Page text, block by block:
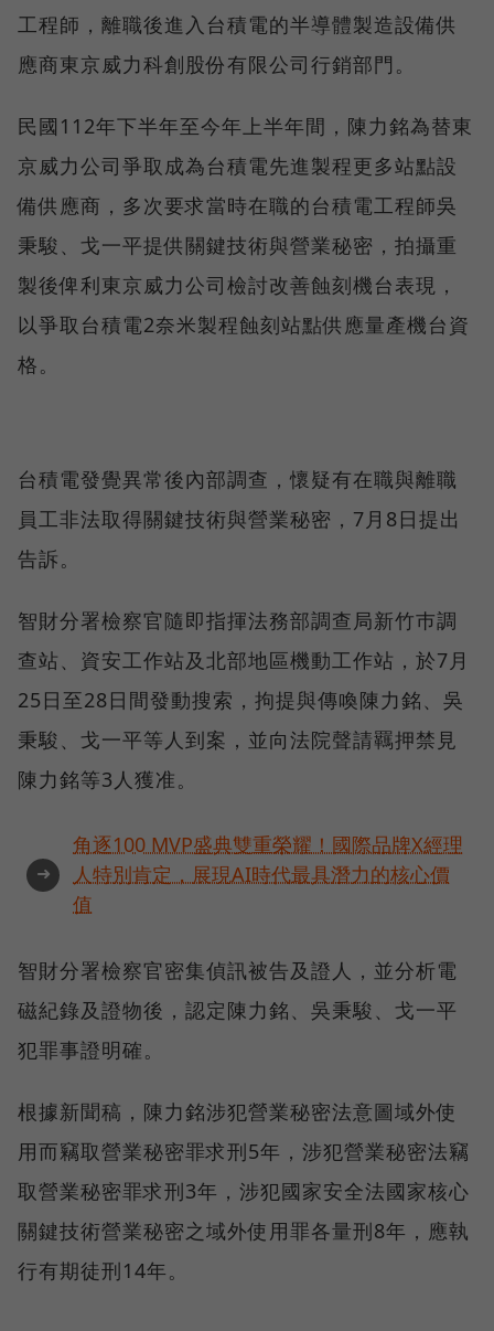
工程師，離職後進入台積電的半導體製造設備供
應商東京威力科創股份有限公司行銷部門。
民國112年下半年至今年上半年間，陳力銘為替東
京威力公司爭取成為台積電先進製程更多站點設
備供應商，多次要求當時在職的台積電工程師吳
秉駿、戈一平提供關鍵技術與營業秘密，拍攝重
製後俾利東京威力公司檢討改善蝕刻機台表現，
以爭取台積電2奈米製程蝕刻站點供應量產機台資
格。
台積電發覺異常後內部調查，懷疑有在職與離職
員工非法取得關鍵技術與營業秘密，7月8日提出
告訴。
智財分署檢察官隨即指揮法務部調查局新竹巿調
查站、資安工作站及北部地區機動工作站，於7月
25日至28日間發動搜索，拘提與傳喚陳力銘、吳
秉駿、戈一平等人到案，並向法院聲請羈押禁見
陳力銘等3人獲准。
➜
角逐100 MVP盛典雙重榮耀！國際品牌X經理
人特別肯定，展現AI時代最具潛力的核心價
值
智財分署檢察官密集偵訊被告及證人，並分析電
磁紀錄及證物後，認定陳力銘、吳秉駿、戈一平
犯罪事證明確。
根據新聞稿，陳力銘涉犯營業秘密法意圖域外使
用而竊取營業秘密罪求刑5年，涉犯營業秘密法竊
取營業秘密罪求刑3年，涉犯國家安全法國家核心
關鍵技術營業秘密之域外使用罪各量刑8年，應執
行有期徒刑14年。